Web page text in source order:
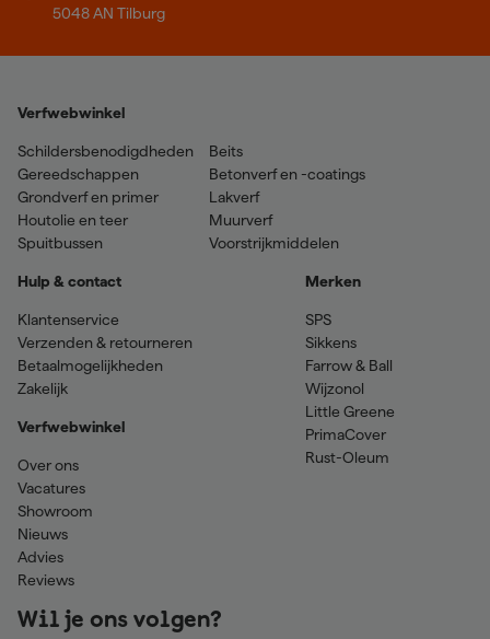
5048 AN Tilburg
Verfwebwinkel
Schildersbenodigdheden
Gereedschappen
Grondverf en primer
Houtolie en teer
Spuitbussen
Beits
Betonverf en -coatings
Lakverf
Muurverf
Voorstrijkmiddelen
Hulp & contact
Klantenservice
Verzenden & retourneren
Betaalmogelijkheden
Zakelijk
Verfwebwinkel
Over ons
Vacatures
Showroom
Nieuws
Advies
Reviews
Merken
SPS
Sikkens
Farrow & Ball
Wijzonol
Little Greene
PrimaCover
Rust-Oleum
Wil je ons volgen?